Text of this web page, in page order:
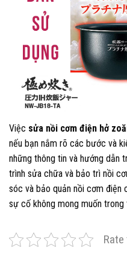
Việc sửa nồi cơm điện hở
nếu bạn nắm rõ các bước và
những thông tin và hướng dẫn
trình sửa chữa và bảo trì nồi
sóc và bảo quản nồi cơm điện
sự cố không mong muốn trong